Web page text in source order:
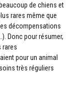
de chiens et
rares même que
décompensations
Donc pour résumer,
rares
pour un animal
très réguliers